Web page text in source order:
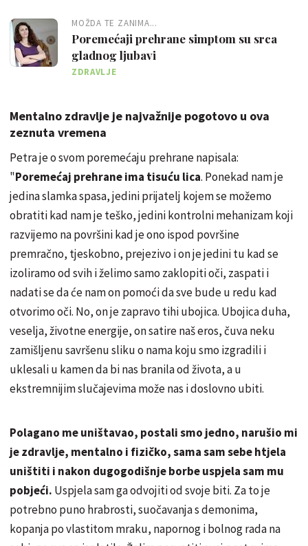
MOŽDA TE ZANIMA...
Poremećaji prehrane simptom su srca
gladnog ljubavi
ZDRAVLJE
Mentalno zdravlje je najvažnije pogotovo u ova
zeznuta vremena
Petra je o svom poremećaju prehrane napisala:
"Poremećaj prehrane ima tisuću lica. Ponekad nam je
jedina slamka spasa, jedini prijatelj kojem se možemo
obratiti kad nam je teško, jedini kontrolni mehanizam koji
razvijemo na površini kad je ono ispod površine
premračno, tjeskobno, prejezivo i on je jedini tu kad se
izoliramo od svih i želimo samo zaklopiti oči, zaspati i
nadati se da će nam on pomoći da sve bude u redu kad
otvorimo oči. No, on je zapravo tihi ubojica. Ubojica duha,
veselja, životne energije, on satire naš eros, čuva neku
zamišljenu savršenu sliku o nama koju smo izgradili i
uklesali u kamen da bi nas branila od života, a u
ekstremnijim slučajevima može nas i doslovno ubiti.
Polagano me uništavao, postali smo jedno, narušio mi
je zdravlje, mentalno i fizičko, sama sam sebe htjela
uništiti i nakon dugogodišnje borbe uspjela sam mu
pobjeći. Uspjela sam ga odvojiti od svoje biti. Za to je
potrebno puno hrabrosti, suočavanja s demonima,
kopanja po vlastitom mraku, napornog i bolnog rada na